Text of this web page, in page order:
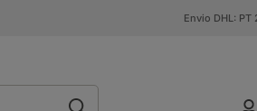
Envio DHL: PT